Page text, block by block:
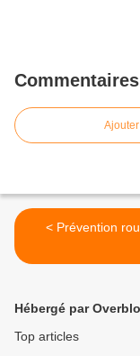
Commentaires
< Prévention
Hébergé par
Top articles